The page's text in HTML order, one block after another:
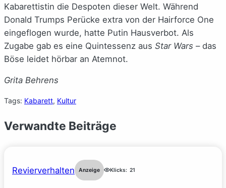
Kabarettistin die Despoten dieser Welt. Während
Donald Trumps Perücke extra von der Hairforce One
eingeflogen wurde, hatte Putin Hausverbot. Als
Zugabe gab es eine Quintessenz aus Star Wars – das
Böse leidet hörbar an Atemnot.
Grita Behrens
Tags: Kabarett, Kultur
Verwandte Beiträge
Revierverhalten Anzeige Klicks: 21